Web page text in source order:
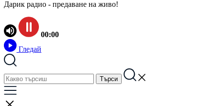
Дарик радио - предаване на живо!
00:00
Гледай